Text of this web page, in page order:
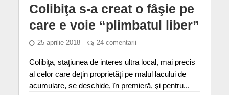
Colibiţa s-a creat o fâşie pe
care e voie “plimbatul liber”
25 aprilie 2018 24 comentarii
Colibiţa, staţiunea de interes ultra local, mai precis
al celor care deţin proprietăţi pe malul lacului de
acumulare, se deschide, în premieră, şi pentru...